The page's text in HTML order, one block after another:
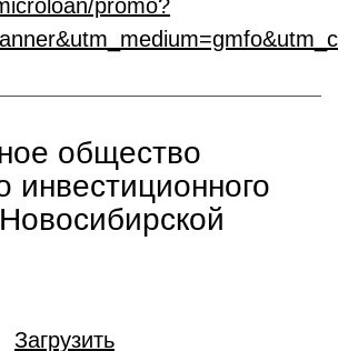
promo?
общество
инвестиционного
Загрузить